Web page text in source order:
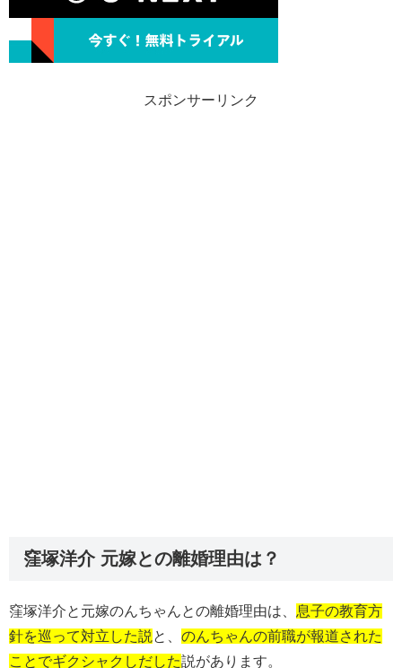
スポンサーリンク
窪塚洋介 元嫁との離婚理由は？
窪塚洋介と元嫁のんちゃんとの離婚理由は、 息子の教育方
針を巡って対立した説 と、 のんちゃんの前職が報道された
ことでギクシャクしだした説があります。